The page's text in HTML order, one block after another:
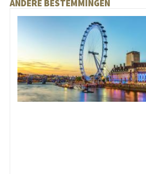
ANDERE BESTEMMINGEN